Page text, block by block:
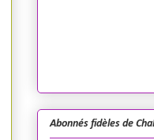
Abonnés fidèles de